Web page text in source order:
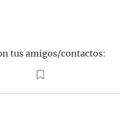
tus amigos/contactos: